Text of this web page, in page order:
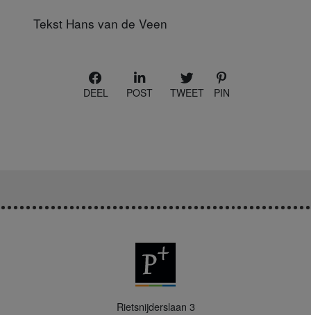
Tekst Hans van de Veen
DEEL POST TWEET PIN
Rietsnijderslaan 3